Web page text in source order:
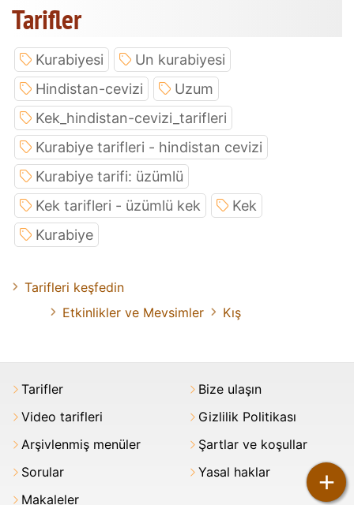
+
Tarifler
Kurabiyesi
Un kurabiyesi
Hindistan-cevizi
Uzum
Kek_hindistan-cevizi_tarifleri
Kurabiye tarifleri - hindistan cevizi
Kurabiye tarifi: üzümlü
Kek tarifleri - üzümlü kek
Kek
Kurabiye
Tarifleri keşfedin
Etkinlikler ve Mevsimler
Kış
Tarifler
Video tarifleri
Arşivlenmiş menüler
Sorular
Makaleler
Bize ulaşın
Gizlilik Politikası
Şartlar ve koşullar
Yasal haklar